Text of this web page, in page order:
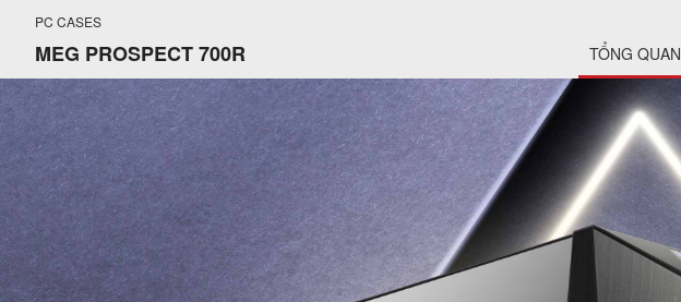
PC CASES
MEG PROSPECT 700R TỔNG QUAN